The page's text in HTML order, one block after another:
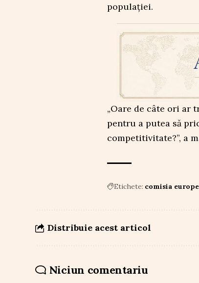
populației.
„Oare de câte ori ar
pentru a putea să
competitivitate?”, a
Etichete: comisia
Distribuie acest articol
Niciun comentariu